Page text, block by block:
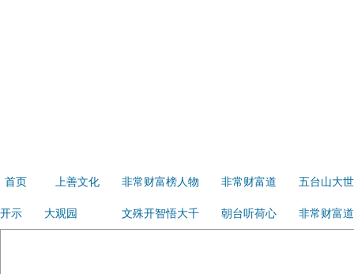
首页 上善文化 非常财富榜人物 非常财富道 五台山大
开示 大观园 文殊开智悟大千 朝台听荷心 非常财富